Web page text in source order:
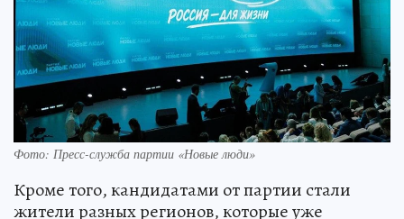
Фото: Пресс-служба партии «Новые люди»
Кроме того, кандидатами от партии стали
жители разных регионов, которые уже